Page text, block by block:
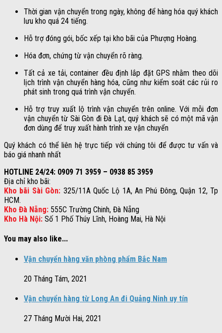
Thời gian vận chuyển trong ngày, không để hàng hóa quý khách
lưu kho quá 24 tiếng.
Hỗ trợ đóng gói, bốc xếp tại kho bãi của Phượng Hoàng.
Hóa đơn, chứng từ vận chuyển rõ ràng.
Tất cả xe tải, container đều định lắp đặt GPS nhằm theo dõi
lịch trình vận chuyển hàng hóa, cũng như kiểm soát các rủi ro
phát sinh trong quá trình vận chuyển.
Hỗ trợ truy xuất lộ trình vận chuyển trên online. Với mỗi đơn
vận chuyển từ Sài Gòn đi Đà Lạt, quý khách sẽ có một mã vận
đơn dùng để truy xuất hành trình xe vận chuyển
Quý khách có thể liên hệ trực tiếp với chúng tôi để được tư vấn và
báo giá nhanh nhất
HOTLINE 24/24: 0909 71 3959 – 0938 85 3959
Địa chỉ kho bãi:
Kho bãi Sài Gòn: 325/11A Quốc Lộ 1A, An Phú Đông, Quận 12, Tp
HCM.
Kho Đà Nẵng: 555C Trường Chinh, Đà Nẵng
Kho Hà Nội: Số 1 Phố Thúy Lĩnh, Hoàng Mai, Hà Nội
You may also like...
Vận chuyển hàng văn phòng phẩm Bắc Nam
20 Tháng Tám, 2021
Vận chuyển hàng từ Long An đi Quảng Ninh uy tín
27 Tháng Mười Hai, 2021